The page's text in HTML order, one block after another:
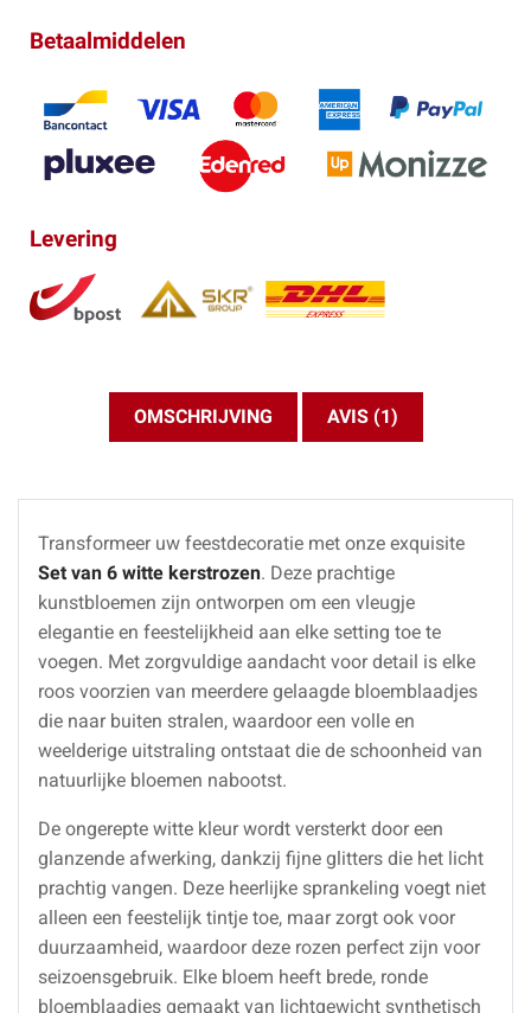
Betaalmiddelen
Levering
OMSCHRIJVING AVIS (1)
Transformeer uw feestdecoratie met onze exquisite
Set van 6 witte kerstrozen. Deze prachtige
kunstbloemen zijn ontworpen om een vleugje
elegantie en feestelijkheid aan elke setting toe te
voegen. Met zorgvuldige aandacht voor detail is elke
roos voorzien van meerdere gelaagde bloemblaadjes
die naar buiten stralen, waardoor een volle en
weelderige uitstraling ontstaat die de schoonheid van
natuurlijke bloemen nabootst.
De ongerepte witte kleur wordt versterkt door een
glanzende afwerking, dankzij fijne glitters die het licht
prachtig vangen. Deze heerlijke sprankeling voegt niet
alleen een feestelijk tintje toe, maar zorgt ook voor
duurzaamheid, waardoor deze rozen perfect zijn voor
seizoensgebruik. Elke bloem heeft brede, ronde
bloemblaadjes gemaakt van lichtgewicht synthetisch